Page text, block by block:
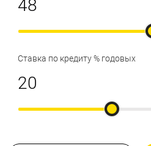
Ставка по кредиту % годовых